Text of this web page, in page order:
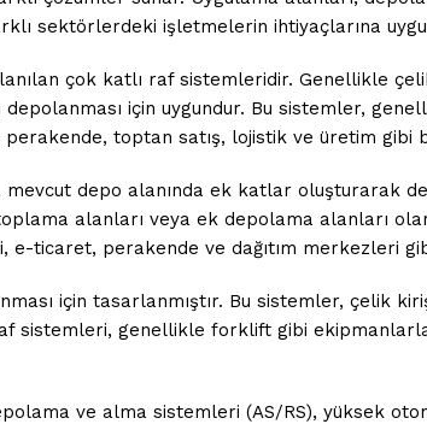
sektörlerdeki işletmelerin ihtiyaçlarına
çok katlı raf sistemleridir. Genellikle
için uygundur. Bu sistemler,
toptan satış, lojistik ve üretim gibi
mevcut depo alanında ek katlar oluşturarak
alanları veya ek depolama alanları
ticaret, perakende ve dağıtım merkezleri
için tasarlanmıştır. Bu sistemler, çelik
sistemleri, genellikle forklift gibi
ve alma sistemleri (AS/RS), yüksek